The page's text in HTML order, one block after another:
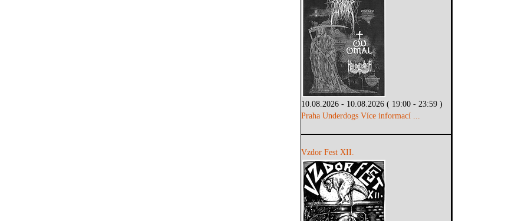
10.08.2026 - 10.08.2026 ( 19:00 - 23:59 )
Praha Underdogs Více informací ...
Vzdor Fest XII.